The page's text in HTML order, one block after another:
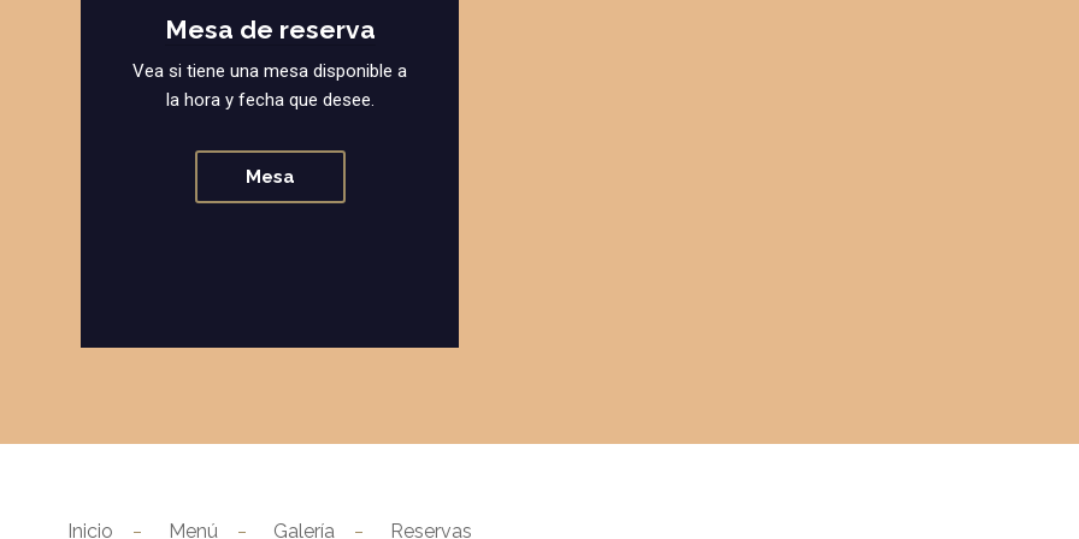
Mesa de reserva
Vea si tiene una mesa disponible a
la hora y fecha que desee.
Mesa
Inicio Menú Galería Reservas